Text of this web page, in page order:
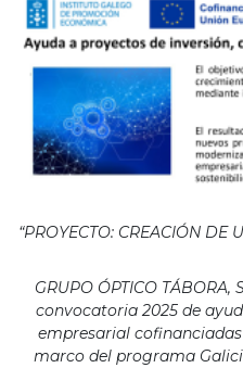
“PROYECTO: CREACIÓN DE
GRUPO ÓPTICO
convocatoria 2025 de
empresarial
marco del programa